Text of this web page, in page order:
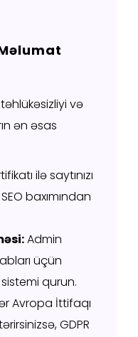
və
ən əsas
ilə saytınızı
baxımından
Admin
üçün
qurun.
Avropa İttifaqı
GDPR